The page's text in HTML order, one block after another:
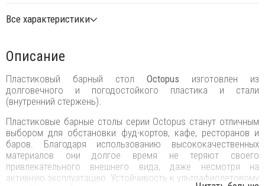
Все характеристики
Описание
Пластиковый барный стол Octopus изготовлен из
долговечного и погодостойкого пластика и стали
(внутренний стержень).
Пластиковые барные столы серии Octopus станут отличным
выбором для обстановки фуд-кортов, кафе, ресторанов и
баров. Благодаря использованию высококачественных
материалов они долгое время не теряют своего
привлекательного внешнего вида, даже несмотря на
активную эксплуатацию. Устойчивость к ультрафиолетовому